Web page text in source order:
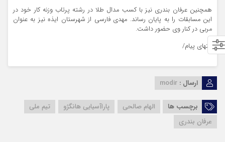
همچنین عرفان بندری نیز با کسب مدال طلا در رشته پرتاب وزنه کار خود در
این مسابقات را به پایان رساند. مهدی فارسی از شهرستان ایذه نیز به عنوان
مربی در کنار وی حضور داشت.
انتهای پیام/
ارسال : modir
برچسب ها الهام صالحی پاراآسیایی هانگژو
تیم ملی
عرفان بندری